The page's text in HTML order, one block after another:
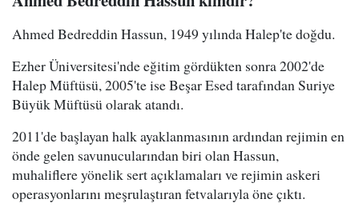
Ahmed Bedreddin Hassun, 1949 yılında Halep'te doğdu.
Ezher Üniversitesi'nde eğitim gördükten sonra 2002'de
Halep Müftüsü, 2005'te ise Beşar Esed tarafından Suriye
Büyük Müftüsü olarak atandı.
2011'de başlayan halk ayaklanmasının ardından rejimin en
önde gelen savunucularından biri olan Hassun,
muhaliflere yönelik sert açıklamaları ve rejimin askeri
operasyonlarını meşrulaştıran fetvalarıyla öne çıktı.